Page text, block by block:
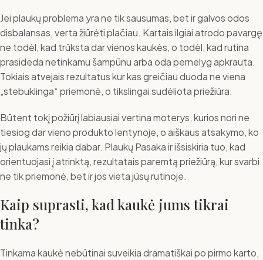
Jei plaukų problema yra ne tik sausumas, bet ir galvos odos
disbalansas, verta žiūrėti plačiau. Kartais ilgiai atrodo pavargę
ne todėl, kad trūksta dar vienos kaukės, o todėl, kad rutina
prasideda netinkamu šampūnu arba oda pernelyg apkrauta.
Tokiais atvejais rezultatus kur kas greičiau duoda ne viena
„stebuklinga“ priemonė, o tikslingai sudėliota priežiūra.
Būtent tokį požiūrį labiausiai vertina moterys, kurios nori ne
tiesiog dar vieno produkto lentynoje, o aiškaus atsakymo, ko
jų plaukams reikia dabar. Plaukų Pasaka ir išsiskiria tuo, kad
orientuojasi į atrinktą, rezultatais paremtą priežiūrą, kur svarbi
ne tik priemonė, bet ir jos vieta jūsų rutinoje.
Kaip suprasti, kad kaukė jums tikrai
tinka?
Tinkama kaukė nebūtinai suveikia dramatiškai po pirmo karto,